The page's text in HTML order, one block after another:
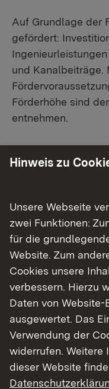
Auf Grundlage der
gefördert:
und Kanalbeiträge.
Förderhöhe sind
entnehmen.
Ziel ist es, derzeit
(i. d. R. nicht
Anwesen) an die
anzuschließen
vertretbar ist, eine
Verfahren dem
erstellen. Die
besonderen
unterstützt.
Hinweis zu
Unsere Webseite
zwei Funktionen:
für die
Website. Zum
Cookies unsere
verbessern. Hierzu
Daten von
ausgewertet. Das
Verwendung der
widerrufen. Weitere
dieser Website